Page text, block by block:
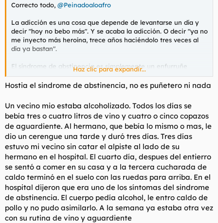
Correcto todo, @Peinadoaloafro
La adicción es una cosa que depende de levantarse un día y
decir "hoy no bebo más". Y se acaba la adicción. O decir "ya no
me inyecto más heroína, trece años haciéndolo tres veces al
día ya bastan".
El síndrome de abstinencia es simplemente un enfurruñe
grande contra uno mismo.
, tú que eres médico, dile algo a este tío, que
se cree que un alcohólico lo es porque QUIERE, que es una
cuestión de que dice "No, quiero dejar de beber, quiero dejarlo"
pero en realidad está pensando "jijiji se lo están tragando, jiji".
Haz clic para expandir...
Hostia el sindrome de abstinencia, no es puñetero ni nada
Un vecino mio estaba alcoholizado. Todos los días se
bebía tres o cuatro litros de vino y cuatro o cinco copazos
de aguardiente. Al hermano, que bebía lo mismo o mas, le
dio un cerengue una tarde y duró tres días. Tres días
estuvo mi vecino sin catar el alpiste al lado de su
hermano en el hospital. El cuarto día, despues del entierro
se sentó a comer en su casa y a la tercera cucharada de
caldo terminó en el suelo con las ruedas para arriba. En el
hospital dijeron que era uno de los síntomas del sindrome
de abstinencia. El cuerpo pedía alcohol, le entro caldo de
pollo y no pudo asimilarlo. A la semana ya estaba otra vez
con su rutina de vino y aguardiente